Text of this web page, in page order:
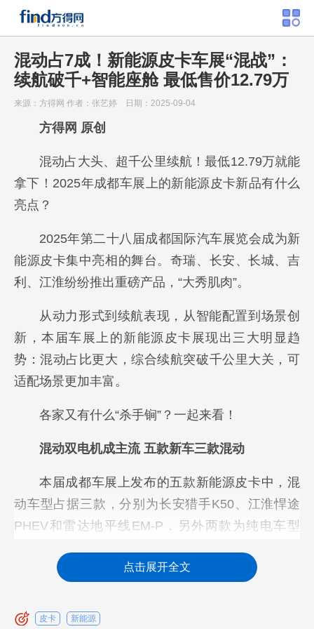
混动占7成！新能源皮卡车展“混战”：
续航破千+智能座舱 最低售价12.79万
来源：方得网 作者：张艺婷 日期：2025-09-04
方得网 原创
混动占大头、超千公里续航！最低12.79万就能
拿下！2025年成都车展上的新能源皮卡新品有什么
亮点？
2025年第二十八届成都国际汽车展览会成为新
能源皮卡集中亮相的舞台。奇瑞、长安、长城、吉
利、江淮纷纷推出重磅产品，“大秀肌肉”。
从动力形式到续航表现，从智能配置到场景创
新，本届车展上的新能源皮卡展现出三大明显趋
势：混动占比更大，综合续航突破千公里大关，可
适配场景更加丰富。
各家又有什么“杀手锏”？一起来看！
混动双电机成主流 五款新车三款混动
本届成都车展上发布的五款新能源皮卡中，混
动车型占据三款，分别为长安猎手K50、江淮悍途
PHEV和雷达地平线EM-P，另外两款为纯电车型
方得网分析认为，混动皮卡新品迭出，根本在
焦虑的双重困境。对于经常需要长途重载、山区作
点击展开全文
皮卡 新能源